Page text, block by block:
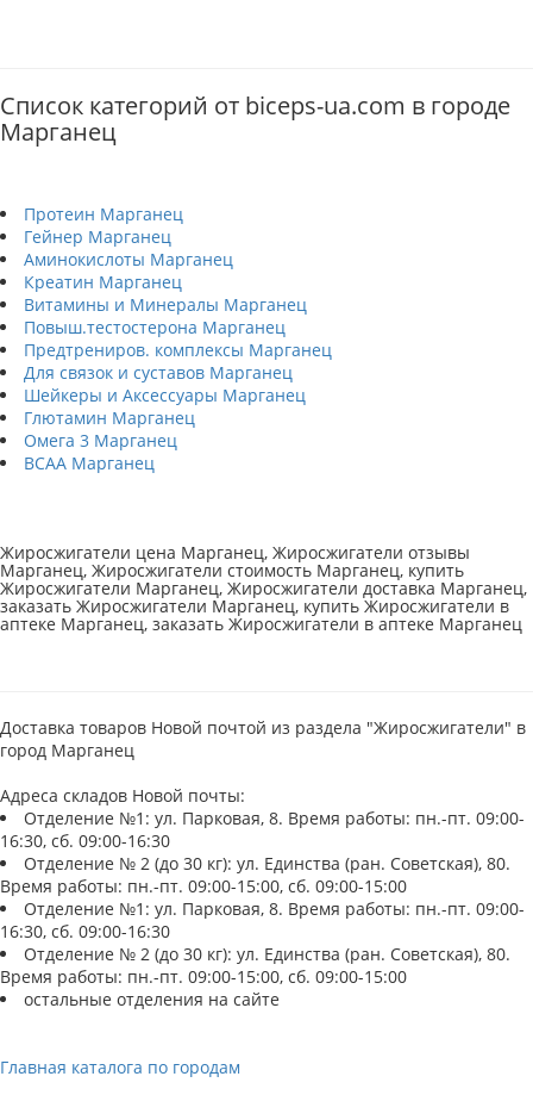
Список категорий от biceps-ua.com в городе
Марганец
Протеин Марганец
Гейнер Марганец
Аминокислоты Марганец
Креатин Марганец
Витамины и Минералы Марганец
Повыш.тестостерона Марганец
Предтрениров. комплексы Марганец
Для связок и суставов Марганец
Шейкеры и Аксессуары Марганец
Глютамин Марганец
Омега 3 Марганец
BCAA Марганец
Жиросжигатели цена Марганец, Жиросжигатели отзывы
Марганец, Жиросжигатели стоимость Марганец, купить
Жиросжигатели Марганец, Жиросжигатели доставка Марганец,
заказать Жиросжигатели Марганец, купить Жиросжигатели в
аптеке Марганец, заказать Жиросжигатели в аптеке Марганец
Доставка товаров Новой почтой из раздела "Жиросжигатели" в
город Марганец
Адреса складов Новой почты:
Отделение №1: ул. Парковая, 8. Время работы: пн.-пт. 09:00-
16:30, сб. 09:00-16:30
Отделение № 2 (до 30 кг): ул. Единства (ран. Советская), 80.
Время работы: пн.-пт. 09:00-15:00, сб. 09:00-15:00
Отделение №1: ул. Парковая, 8. Время работы: пн.-пт. 09:00-
16:30, сб. 09:00-16:30
Отделение № 2 (до 30 кг): ул. Единства (ран. Советская), 80.
Время работы: пн.-пт. 09:00-15:00, сб. 09:00-15:00
остальные отделения на сайте
Главная каталога по городам